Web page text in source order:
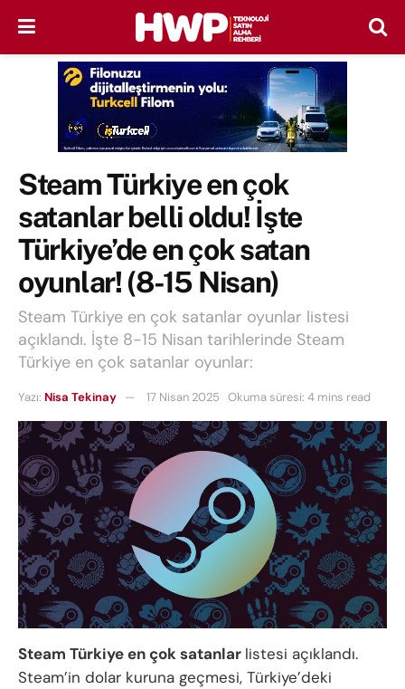
Steam Türkiye en çok
satanlar belli oldu! İşte
Türkiye’de en çok satan
oyunlar! (8-15 Nisan)
Steam Türkiye en çok satanlar oyunlar listesi
açıklandı. İşte 8-15 Nisan tarihlerinde Steam
Türkiye en çok satanlar oyunlar:
Yazı: Nisa Tekinay 17 Nisan 2025 Okuma süresi: 4 mins read
Steam Türkiye en çok satanlar listesi açıklandı.
Steam’in dolar kuruna geçmesi, Türkiye’deki